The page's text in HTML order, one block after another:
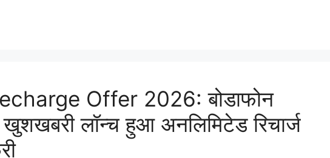
Offer 2026: बोडाफोन
लॉन्च हुआ अनलिमिटेड रिचार्ज